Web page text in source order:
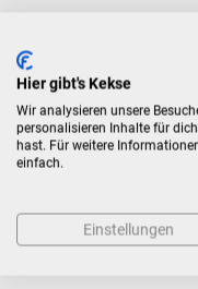
Produktidentifikation
Dokumente
Bewertungen
Hier gibt's Kekse
Wir analysieren unsere
personalisieren Inhalte für
hast. Für weitere
einfach.
Einstellungen